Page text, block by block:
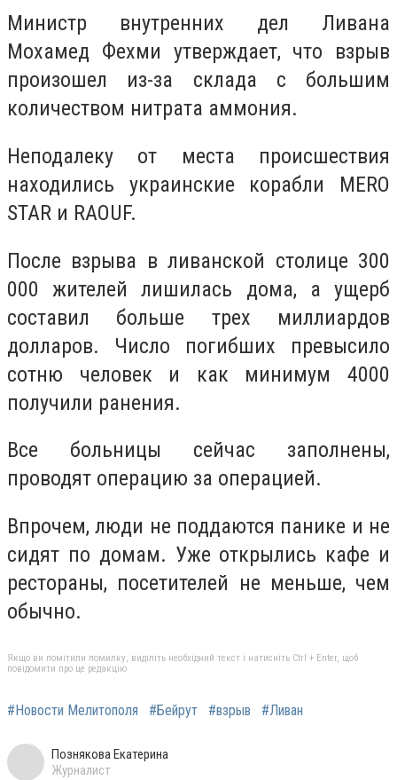
Министр внутренних дел Ливана
Мохамед Фехми утверждает, что взрыв
произошел из-за склада с большим
количеством нитрата аммония.
Неподалеку от места происшествия
находились украинские корабли MERO
STAR и RAOUF.
После взрыва в ливанской столице 300
000 жителей лишилась дома, а ущерб
составил больше трех миллиардов
долларов. Число погибших превысило
сотню человек и как минимум 4000
получили ранения.
Все больницы сейчас заполнены,
проводят операцию за операцией.
Впрочем, люди не поддаются панике и не
сидят по домам. Уже открылись кафе и
рестораны, посетителей не меньше, чем
обычно.
Якщо ви помітили помилку, виділіть необхідний текст і натисніть Ctrl + Enter, щоб
повідомити про це редакцію
#Новости Мелитополя #Бейрут #взрыв #Ливан
Познякова Екатерина
Журналист